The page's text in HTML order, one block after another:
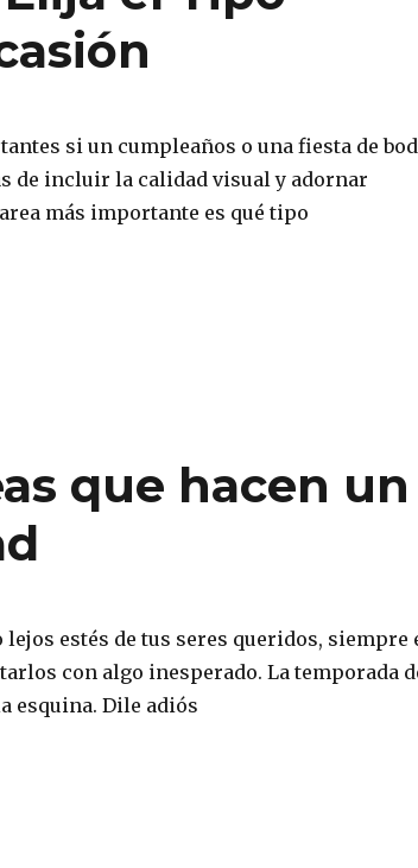
si un cumpleaños o una fiesta de
de incluir la calidad visual y adornar
más importante es qué tipo
que hacen un
estés de tus seres queridos, siempre
con algo inesperado. La temporada
esquina. Dile adiós